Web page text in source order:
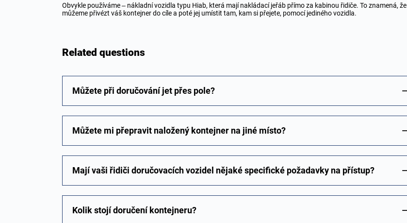
Obvykle používáme – nákladní vozidla typu Hiab, která mají nakládací jeřáb přímo za kabinou řidiče. To znamená, že
můžeme přivézt váš kontejner do cíle a poté jej umístit tam, kam si přejete, pomocí jediného vozidla.
Related questions
Můžete při doručování jet přes pole?
Můžete mi přepravit naložený kontejner na jiné místo?
Mají vaši řidiči doručovacích vozidel nějaké specifické požadavky na přístup?
Kolik stojí doručení kontejneru?